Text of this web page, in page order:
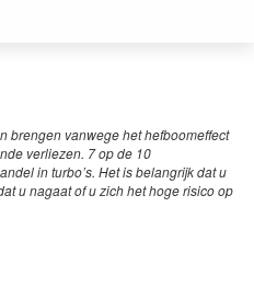
brengen vanwege het hefboomeffect
verliezen. 7 op de 10
in turbo’s. Het is belangrijk dat u
u nagaat of u zich het hoge risico op